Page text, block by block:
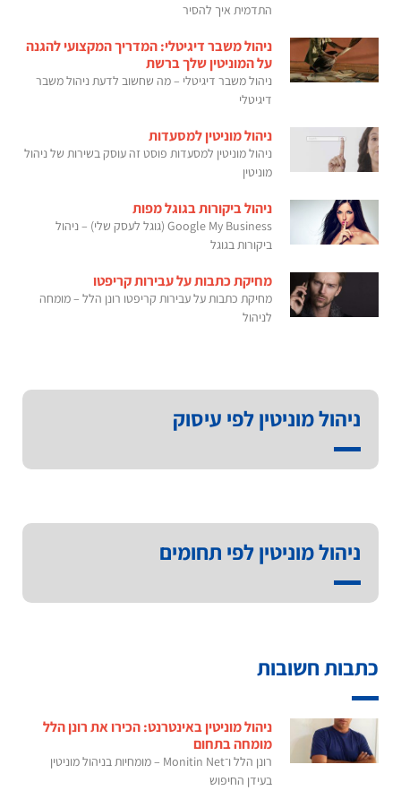
התדמית איך להסיר
ניהול משבר דיגיטלי: המדריך המקצועי להגנה
על המוניטין שלך ברשת
ניהול משבר דיגיטלי – מה שחשוב לדעת ניהול משבר
דיגיטלי
ניהול מוניטין למסעדות
ניהול מוניטין למסעדות פוסט זה עוסק בשירות של ניהול
מוניטין
ניהול ביקורות בגוגל מפות
Google My Business (גוגל לעסק שלי) – ניהול
ביקורות בגוגל
מחיקת כתבות על עבירות קריפטו
מחיקת כתבות על עבירות קריפטו רונן הלל – מומחה
לניהול
ניהול מוניטין לפי עיסוק
ניהול מוניטין לפי תחומים
כתבות חשובות
ניהול מוניטין באינטרנט: הכירו את רונן הלל
מומחה בתחום
רונן הלל ו־Monitin Net – מומחיות בניהול מוניטין
בעידן החיפוש